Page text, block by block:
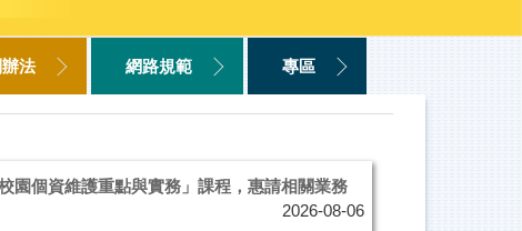
法 網路規範 專區
園個資維護重點與實務」課程，惠請相關業務
2026-08-06